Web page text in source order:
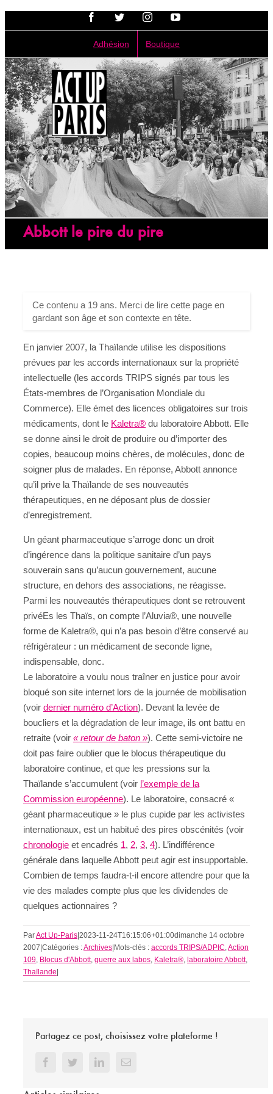
Passer
FacebookTwitterInstagramYouTube
Adhésion Boutique
Abbott le pire du pire
Ce contenu a 19 ans. Merci de lire cette page en
gardant son âge et son contexte en tête.
En janvier 2007, la Thaïlande utilise les dispositions
prévues par les accords internationaux sur la propriété
intellectuelle (les accords TRIPS signés par tous les
États-membres de l’Organisation Mondiale du
Commerce). Elle émet des licences obligatoires sur trois
médicaments, dont le Kaletra® du laboratoire Abbott. Elle
se donne ainsi le droit de produire ou d’importer des
copies, beaucoup moins chères, de molécules, donc de
soigner plus de malades. En réponse, Abbott annonce
qu’il prive la Thaïlande de ses nouveautés
thérapeutiques, en ne déposant plus de dossier
d’enregistrement.
Un géant pharmaceutique s’arroge donc un droit
d’ingérence dans la politique sanitaire d’un pays
souverain sans qu’aucun gouvernement, aucune
structure, en dehors des associations, ne réagisse.
Parmi les nouveautés thérapeutiques dont se retrouvent
privéEs les Thaïs, on compte l’Aluvia®, une nouvelle
forme de Kaletra®, qui n’a pas besoin d’être conservé au
réfrigérateur : un médicament de seconde ligne,
indispensable, donc.
Le laboratoire a voulu nous traîner en justice pour avoir
bloqué son site internet lors de la journée de mobilisation
(voir dernier numéro d’Action). Devant la levée de
boucliers et la dégradation de leur image, ils ont battu en
retraite (voir « retour de baton »). Cette semi-victoire ne
doit pas faire oublier que le blocus thérapeutique du
laboratoire continue, et que les pressions sur la
Thaïlande s’accumulent (voir l’exemple de la
Commission européenne). Le laboratoire, consacré «
géant pharmaceutique » le plus cupide par les activistes
internationaux, est un habitué des pires obscénités (voir
chronologie et encadrés 1, 2, 3, 4). L’indifférence
générale dans laquelle Abbott peut agir est insupportable.
Combien de temps faudra-t-il encore attendre pour que la
vie des malades compte plus que les dividendes de
quelques actionnaires ?
ParAct Up-Paris|2023-11-24T16:15:06+01:00dimanche 14 octobre
2007|Catégories :Archives|Mots-clés : accords TRIPS/ADPIC Action
109 Blocus d'Abbott, guerre aux labos Kaletra® laboratoire Abbott,
Thaïlande|
Partagez ce post, choisissez votre plateforme !
FacebookTwitterLinkedInEmail